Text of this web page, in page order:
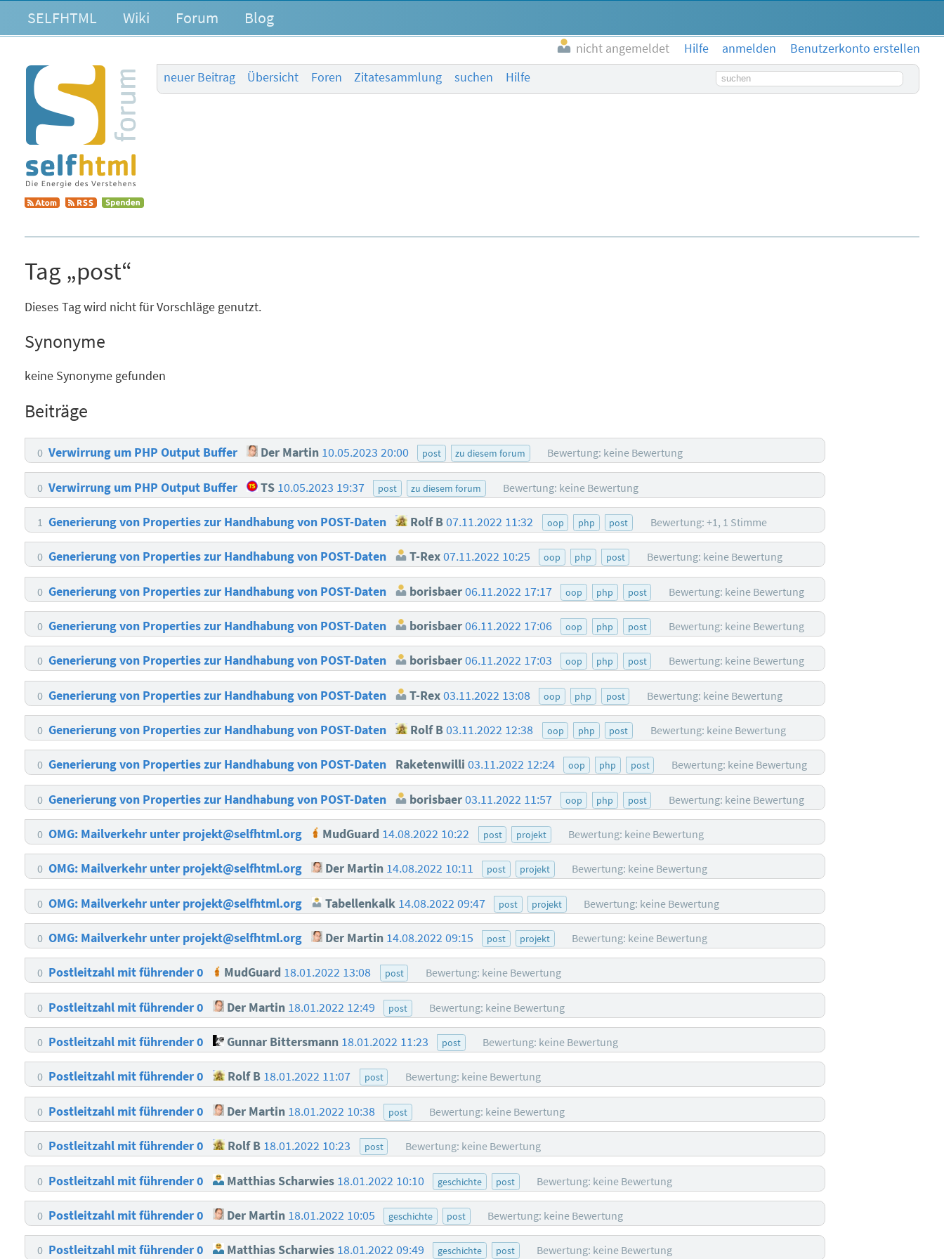
SELFHTML Wiki Forum Blog
nicht angemeldet Hilfe anmelden
Benutzerkonto erstellen
neuer Beitrag
Übersicht Foren Zitatesammlung suchen Hilfe Suchbegriff
Tag „post“
Dieses Tag wird nicht für Vorschläge genutzt.
Synonyme
keine Synonyme gefunden
Beiträge
0 Verwirrung um PHP Output Buffer Der Martin 10.05.2023 20:00 post zu diesem forum Bewertung: keine Bewertung
0 Verwirrung um PHP Output Buffer TS 10.05.2023 19:37 post zu diesem forum Bewertung: keine Bewertung
1 Generierung von Properties zur Handhabung von POST-Daten Rolf B07.11.2022 11:32 oop php post Bewertung: +1, 1 Stimme
0 Generierung von Properties zur Handhabung von POST-Daten T-Rex 07.11.2022 10:25 oop php post Bewertung: keine Bewertung
0 Generierung von Properties zur Handhabung von POST-Daten borisbaer 06.11.2022 17:17 oop php post Bewertung: keine Bewertung
0 Generierung von Properties zur Handhabung von POST-Daten borisbaer 06.11.2022 17:06 oop php post Bewertung: keine Bewertung
0 Generierung von Properties zur Handhabung von POST-Daten borisbaer 06.11.2022 17:03 oop php post Bewertung: keine Bewertung
0 Generierung von Properties zur Handhabung von POST-Daten T-Rex 03.11.2022 13:08 oop php post Bewertung: keine Bewertung
0 Generierung von Properties zur Handhabung von POST-Daten Rolf B03.11.2022 12:38 oop php post Bewertung: keine Bewertung
0 Generierung von Properties zur Handhabung von POST-Daten Raketenwilli 03.11.2022 12:24 oop php post Bewertung: keine Bewertung
0 Generierung von Properties zur Handhabung von POST-Daten borisbaer 03.11.2022 11:57 oop php post Bewertung: keine Bewertung
0 OMG: Mailverkehr unter projekt@selfhtml.org MudGuard 14.08.2022 10:22 post projekt Bewertung: keine Bewertung
0 OMG: Mailverkehr unter projekt@selfhtml.org Der Martin 14.08.2022 10:11 post projekt Bewertung: keine Bewertung
0 OMG: Mailverkehr unter projekt@selfhtml.org Tabellenkalk 14.08.2022 09:47 post projekt Bewertung: keine Bewertung
0 OMG: Mailverkehr unter projekt@selfhtml.org Der Martin 14.08.2022 09:15 post projekt Bewertung: keine Bewertung
0 Postleitzahl mit führender 0 MudGuard 18.01.2022 13:08 post Bewertung: keine Bewertung
0 Postleitzahl mit führender 0 Der Martin 18.01.2022 12:49 post Bewertung: keine Bewertung
0 Postleitzahl mit führender 0 Gunnar Bittersmann 18.01.2022 11:23 post Bewertung: keine Bewertung
0 Postleitzahl mit führender 0 Rolf B 18.01.2022 11:07 post Bewertung: keine Bewertung
0 Postleitzahl mit führender 0 Der Martin 18.01.2022 10:38 post Bewertung: keine Bewertung
0 Postleitzahl mit führender 0 Rolf B 18.01.2022 10:23 post Bewertung: keine Bewertung
0 Postleitzahl mit führender 0 Matthias Scharwies 18.01.2022 10:10 geschichte post Bewertung: keine Bewertung
0 Postleitzahl mit führender 0 Der Martin 18.01.2022 10:05 geschichte post Bewertung: keine Bewertung
0 Postleitzahl mit führender 0 Matthias Scharwies 18.01.2022 09:49 geschichte post Bewertung: keine Bewertung